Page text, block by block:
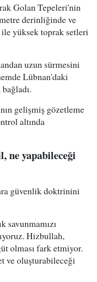
Golan Tepeleri'nin
derinliğinde ve
yüksek toprak setleri
uzun sürmesini
Lübnan'daki
gelişmiş gözetleme
altında
ne yapabileceği
güvenlik doktrinini
savunmamızı
Hizbullah,
olması fark etmiyor.
ve oluşturabileceği